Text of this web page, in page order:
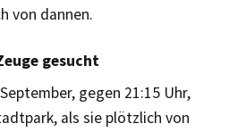
von dannen.
gesucht
gegen 21:15 Uhr,
als sie plötzlich von